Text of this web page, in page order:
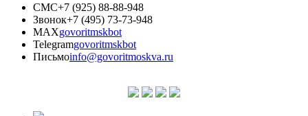
СМС+7 (925) 88-88-948
Звонок+7 (495) 73-73-948
MAXgovoritmskbot
Telegramgovoritmskbot
Письмоinfo@govoritmoskva.ru